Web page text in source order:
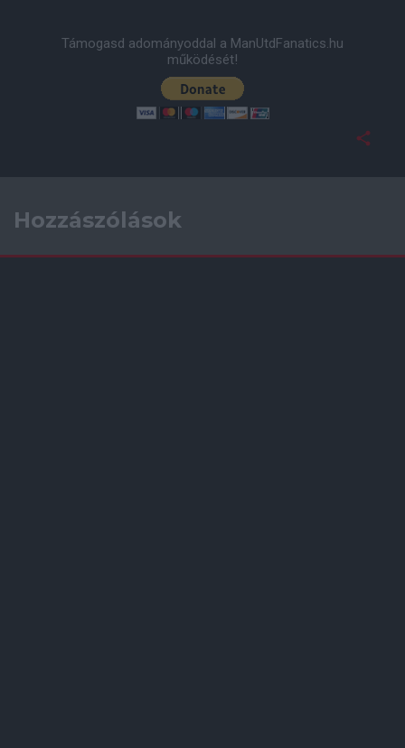
Támogasd adományoddal a ManUtdFanatics.hu
működését!
Hozzászólások